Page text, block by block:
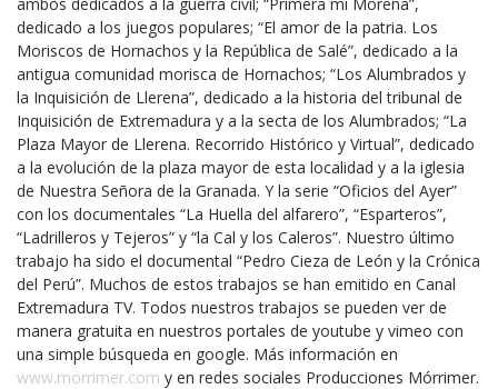
dedicado a los juegos populares; “El amor de la patria. Los
Moriscos de Hornachos y la República de Salé”, dedicado a la
antigua comunidad morisca de Hornachos; “Los Alumbrados y
la Inquisición de Llerena”, dedicado a la historia del tribunal de
Inquisición de Extremadura y a la secta de los Alumbrados; “La
Plaza Mayor de Llerena. Recorrido Histórico y Virtual”, dedicado
a la evolución de la plaza mayor de esta localidad y a la iglesia
de Nuestra Señora de la Granada. Y la serie “Oficios del Ayer”
con los documentales “La Huella del alfarero”, “Esparteros”,
“Ladrilleros y Tejeros” y “la Cal y los Caleros”. Nuestro último
trabajo ha sido el documental “Pedro Cieza de León y la Crónica
del Perú”. Muchos de estos trabajos se han emitido en Canal
Extremadura TV. Todos nuestros trabajos se pueden ver de
manera gratuita en nuestros portales de youtube y vimeo con
una simple búsqueda en google. Más información en
www.morrimer.com y en redes sociales Producciones Mórrimer.